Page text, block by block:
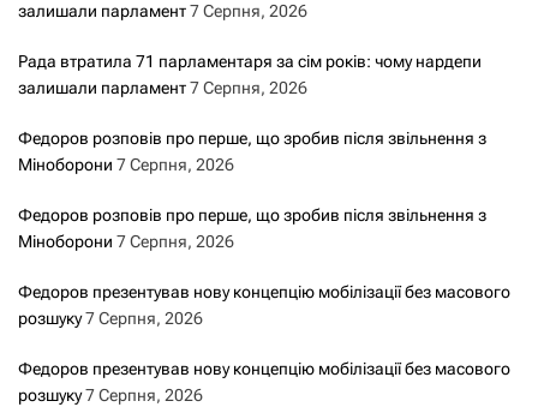
залишали парламент7 Серпня, 2026
Рада втратила 71 парламентаря за сім років: чому нардепи
залишали парламент7 Серпня, 2026
Федоров розповів про перше, що зробив після звільнення з
Міноборони 7 Серпня, 2026
Федоров розповів про перше, що зробив після звільнення з
Міноборони 7 Серпня, 2026
Федоров презентував нову концепцію мобілізації без масового
розшуку7 Серпня, 2026
Федоров презентував нову концепцію мобілізації без масового
розшуку7 Серпня, 2026